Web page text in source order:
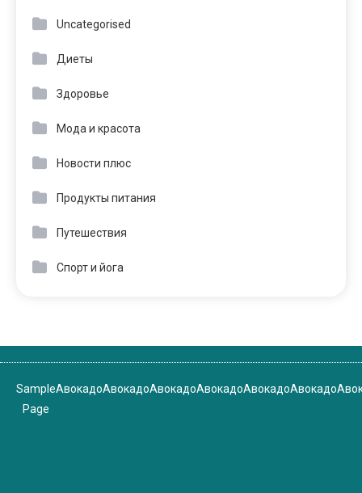
Uncategorised
Диеты
Здоровье
Мода и красота
Новости плюс
Продукты питания
Путешествия
Спорт и йога
Sample
Page
АвокадоАвокадоАвокадоАвокадоАвокадоАвокадо